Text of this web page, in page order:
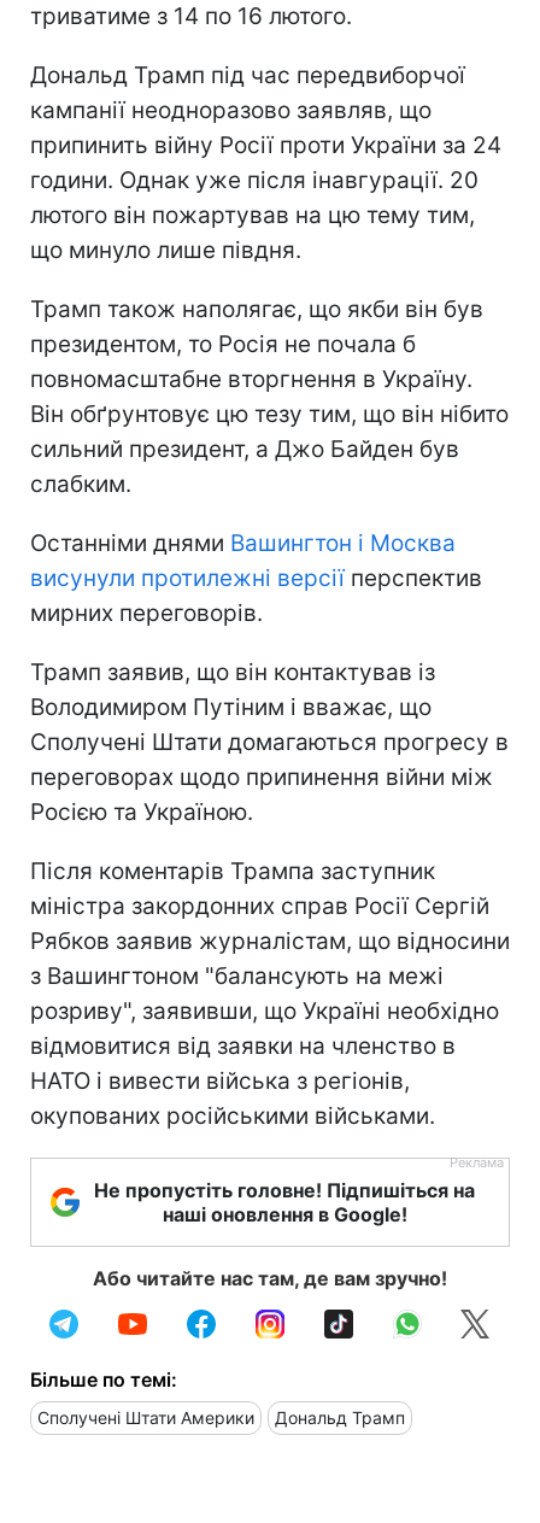
триватиме з 14 по 16 лютого.
Дональд Трамп під час передвиборчої
кампанії неодноразово заявляв, що
припинить війну Росії проти України за 24
години. Однак уже після інавгурації. 20
лютого він пожартував на цю тему тим,
що минуло лише півдня.
Трамп також наполягає, що якби він був
президентом, то Росія не почала б
повномасштабне вторгнення в Україну.
Він обґрунтовує цю тезу тим, що він нібито
сильний президент, а Джо Байден був
слабким.
Останніми днями Вашингтон і Москва
висунули протилежні версіїперспектив
мирних переговорів.
Трамп заявив, що він контактував із
Володимиром Путіним і вважає, що
Сполучені Штати домагаються прогресу в
переговорах щодо припинення війни між
Росією та Україною.
Після коментарів Трампа заступник
міністра закордонних справ Росії Сергій
Рябков заявив журналістам, що відносини
з Вашингтоном "балансують на межі
розриву", заявивши, що Україні необхідно
відмовитися від заявки на членство в
НАТО і вивести війська з регіонів,
окупованих російськими військами.
Не пропустіть головне! Підпишіться на
наші оновлення в Google!
Або читайте нас там, де вам зручно!
Більше по темі:
Сполучені Штати Америки Дональд Трамп